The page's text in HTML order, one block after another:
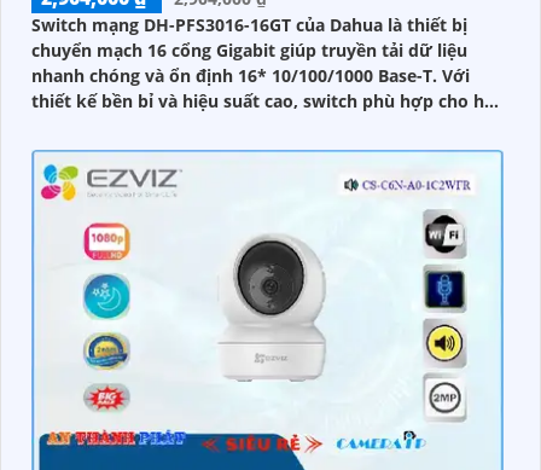
Switch mạng DH-PFS3016-16GT của Dahua là thiết bị
chuyển mạch 16 cổng Gigabit giúp truyền tải dữ liệu
nhanh chóng và ổn định 16* 10/100/1000 Base-T. Với
thiết kế bền bỉ và hiệu suất cao, switch phù hợp cho hệ